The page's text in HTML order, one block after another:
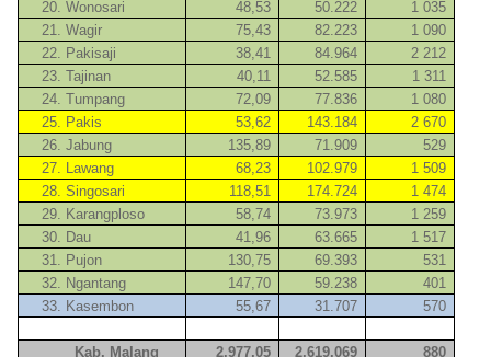
20. Wonosari 48,53 50.222
1 035
21. Wagir
75,43 82.223
1 090
22. Pakisaji
38,41 84.964
2 212
23. Tajinan
40,11 52.585
1 311
24. Tumpang
72,09 77.836
1 080
25. Pakis
53,62 143.184
2 670
26. Jabung
135,89 71.909
529
27. Lawang
68,23 102.979
1 509
28. Singosari
118,51 174.724
1 474
29. Karangploso
58,74 73.973
1 259
30. Dau
41,96 63.665
1 517
31. Pujon
130,75 69.393
531
32. Ngantang
147,70 59.238
401
33. Kasembon
55,67 31.707 570
Kab. Malang 2.977,05 2.619.069 880